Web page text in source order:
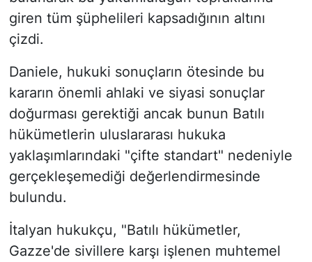
giren tüm şüphelileri kapsadığının altını
çizdi.
Daniele, hukuki sonuçların ötesinde bu
kararın önemli ahlaki ve siyasi sonuçlar
doğurması gerektiği ancak bunun Batılı
hükümetlerin uluslararası hukuka
yaklaşımlarındaki "çifte standart" nedeniyle
gerçekleşemediği değerlendirmesinde
bulundu.
İtalyan hukukçu, "Batılı hükümetler,
Gazze'de sivillere karşı işlenen muhtemel